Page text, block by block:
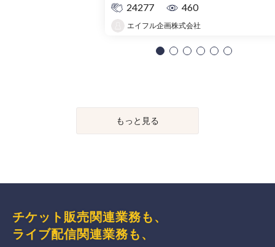
24277
460
エイフル企画株式会社
もっと見る
チケット販売関連業務も、
ライブ配信関連業務も、